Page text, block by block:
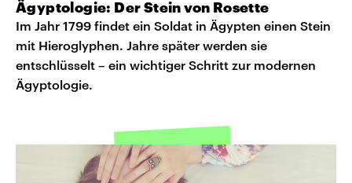
Ägyptologie: Der Stein von Rosette
Im Jahr 1799 findet ein Soldat in Ägypten einen Stein
mit Hieroglyphen. Jahre später werden sie
entschlüsselt – ein wichtiger Schritt zur modernen
Ägyptologie.